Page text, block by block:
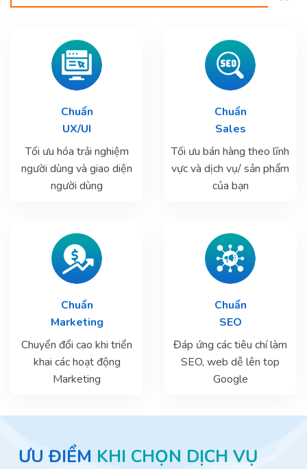
Chuẩn
UX/UI
Tối ưu hóa trải nghiệm
người dùng và giao diện
người dùng
Chuẩn
Sales
Tối ưu bán hàng theo lĩnh
vực và dịch vụ/ sản phẩm
của bạn
Chuẩn
Marketing
Chuyển đổi cao khi triển
khai các hoạt động
Marketing
Chuẩn
SEO
Đáp ứng các tiêu chí làm
SEO, web dễ lên top
Google
ƯU ĐIỂM KHI CHỌN DỊCH VỤ